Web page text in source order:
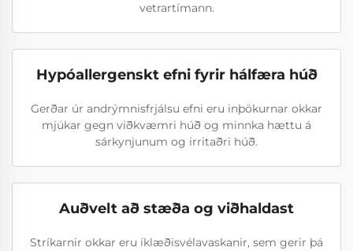
vetrartímann.
Hypóallergenskt efni fyrir hálfæra húð
Gerðar úr andrýmnisfrjálsu efni eru inþökurnar okkar
mjúkar gegn viðkvæmri húð og minnka hættu á
sárkynjunum og irritaðri húð.
Auðvelt að stæða og viðhaldast
Stríkarnir okkar eru íklæðisvélavaskanir, sem gerir þá